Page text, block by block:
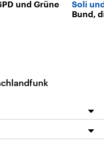
und Grüne
Soli
Bund,